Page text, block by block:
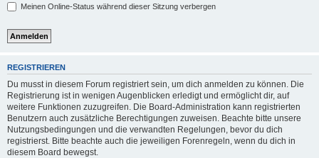
Meinen Online-Status während dieser Sitzung verbergen
REGISTRIEREN
Du musst in diesem Forum registriert sein, um dich anmelden zu können. Die
Registrierung ist in wenigen Augenblicken erledigt und ermöglicht dir, auf
weitere Funktionen zuzugreifen. Die Board-Administration kann registrierten
Benutzern auch zusätzliche Berechtigungen zuweisen. Beachte bitte unsere
Nutzungsbedingungen und die verwandten Regelungen, bevor du dich
registrierst. Bitte beachte auch die jeweiligen Forenregeln, wenn du dich in
diesem Board bewegst.